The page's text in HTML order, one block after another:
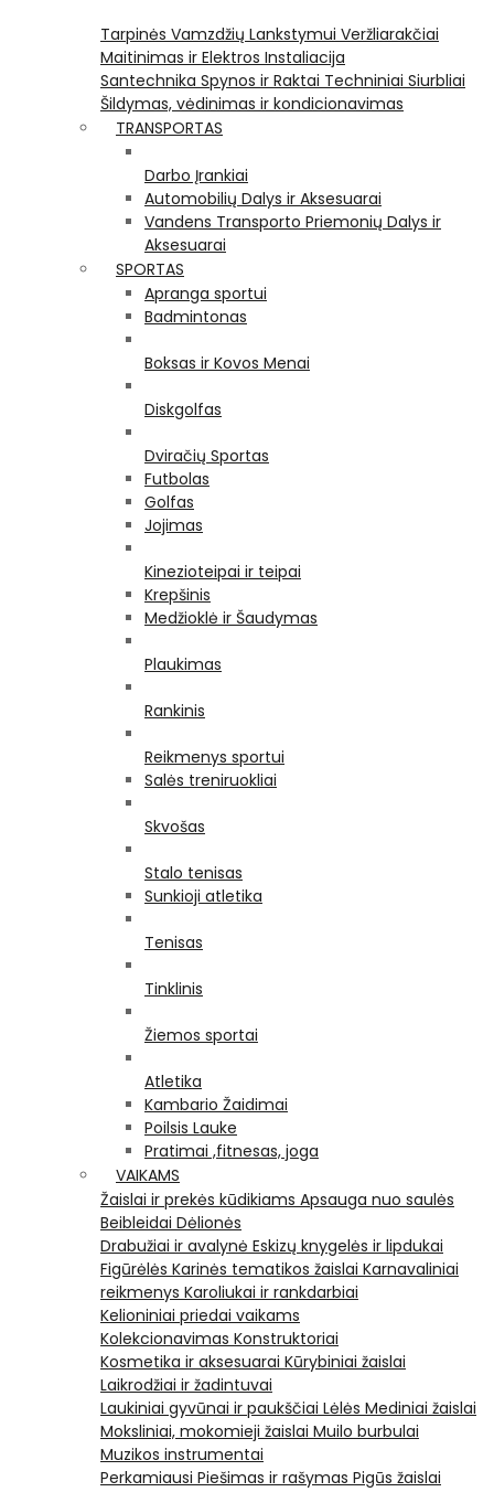
Tarpinės Vamzdžių Lankstymui Veržliarakčiai
Maitinimas ir Elektros Instaliacija
Santechnika Spynos ir Raktai Techniniai Siurbliai
Šildymas, vėdinimas ir kondicionavimas
TRANSPORTAS
Darbo Įrankiai
Automobilių Dalys ir Aksesuarai
Vandens Transporto Priemonių Dalys ir
Aksesuarai
SPORTAS
Apranga sportui
Badmintonas
Boksas ir Kovos Menai
Diskgolfas
Dviračių Sportas
Futbolas
Golfas
Jojimas
Kinezioteipai ir teipai
Krepšinis
Medžioklė ir Šaudymas
Plaukimas
Rankinis
Reikmenys sportui
Salės treniruokliai
Skvošas
Stalo tenisas
Sunkioji atletika
Tenisas
Tinklinis
Žiemos sportai
Atletika
Kambario Žaidimai
Poilsis Lauke
Pratimai ,fitnesas, joga
VAIKAMS
Žaislai ir prekės kūdikiams Apsauga nuo saulės
Beibleidai Dėlionės
Drabužiai ir avalynė Eskizų knygelės ir lipdukai
Figūrėlės Karinės tematikos žaislai Karnavaliniai
reikmenys Karoliukai ir rankdarbiai
Kelioniniai priedai vaikams
Kolekcionavimas Konstruktoriai
Kosmetika ir aksesuarai Kūrybiniai žaislai
Laikrodžiai ir žadintuvai
Laukiniai gyvūnai ir paukščiai Lėlės Mediniai žaislai
Moksliniai, mokomieji žaislai Muilo burbulai
Muzikos instrumentai
Perkamiausi Piešimas ir rašymas Pigūs žaislai